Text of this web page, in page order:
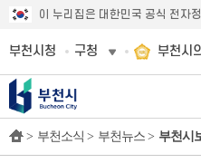
이 누리집은 대한민국 공식 전자
부천시청 구청 부천시
> 부천소식 > 부천뉴스 > 부천시